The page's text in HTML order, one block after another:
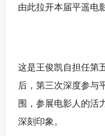
由此拉开本届平遥电
这是王俊凯自担任第
后，第三次深度参与
围，参展电影人的活
深刻印象。